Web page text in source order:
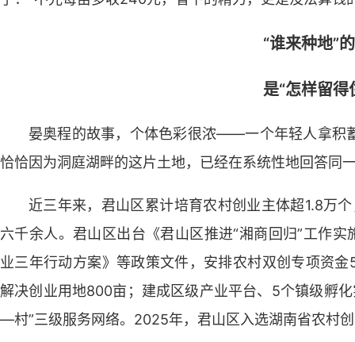
“谁来种地”
是“怎样留得
晏奥程的故事，个体色彩很浓——一个年轻人拿积
恰恰因为洞庭湖畔的这片土地，已经在系统性地回答同
近三年来，君山区累计培育农村创业主体超1.8万
六千余人。君山区出台《君山区推进“湘商回归”工作
业三年行动方案》等政策文件，安排农村双创专项资
解决创业用地800亩；建成区级产业平台、5个镇级孵
—村”三级服务网络。2025年，君山区入选湖南省农村